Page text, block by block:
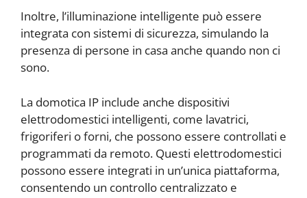
Inoltre, l’illuminazione intelligente può essere
integrata con sistemi di sicurezza, simulando la
presenza di persone in casa anche quando non ci
sono.
La domotica IP include anche dispositivi
elettrodomestici intelligenti, come lavatrici,
frigoriferi o forni, che possono essere controllati e
programmati da remoto. Questi elettrodomestici
possono essere integrati in un’unica piattaforma,
consentendo un controllo centralizzato e